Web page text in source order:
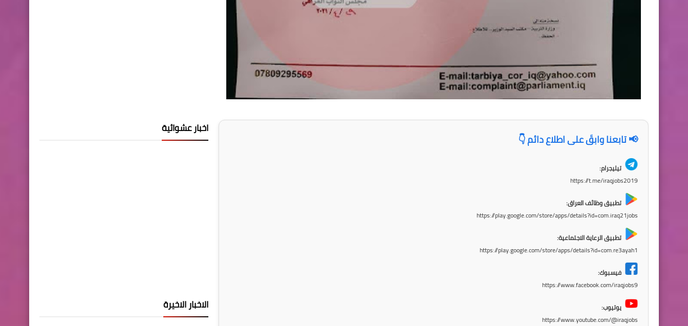
📢 تابعنا وابقَ على اطلاع دائم 👇
تيليجرام:
https://t.me/iraqjobs2019
تطبيق وظائف العراق:
https://play.google.com/store/apps/details?id=com.iraq21jobs
تطبيق الرعاية الاجتماعية:
https://play.google.com/store/apps/details?id=com.re3ayah1
فيسبوك:
https://www.facebook.com/iraqjobs9
يوتيوب:
https://www.youtube.com/@iraqjobs
اخبار عشوائية
الاخبار الاخيرة